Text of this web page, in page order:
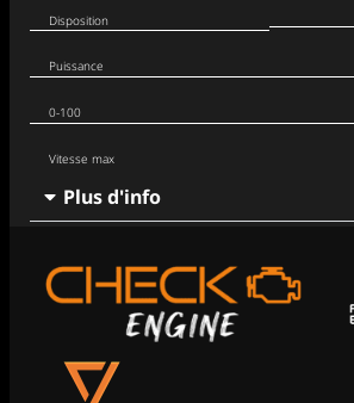
Disposition
Puissance
0-100
Vitesse max
Plus d'info